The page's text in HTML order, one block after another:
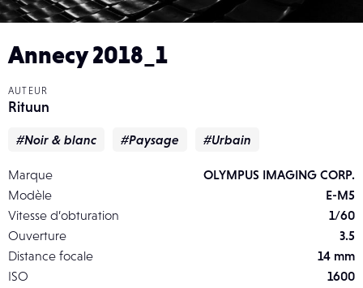
Annecy 2018_1
AUTEUR
Rituun
#Noir & blanc #Paysage #Urbain
Marque
OLYMPUS IMAGING CORP.
Modèle
E-M5
Vitesse d’obturation
1/60
Ouverture
3.5
Distance focale
14 mm
ISO
1600